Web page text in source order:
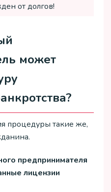
от долгов!
может
процедуры такие же,
предпринимателя
лицензии